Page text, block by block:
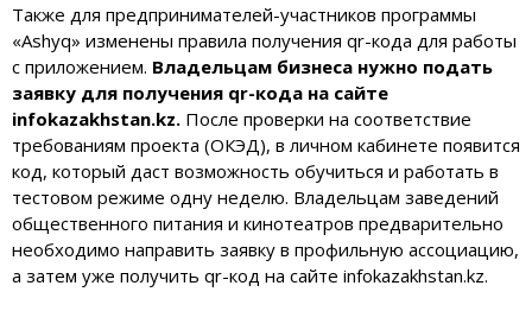
Также для предпринимателей-участников программы
«Ashyq» изменены правила получения qr-кода для работы
с приложением. Владельцам бизнеса нужно подать
заявку для получения qr-кода на сайте
infokazakhstan.kz. После проверки на соответствие
требованиям проекта (ОКЭД), в личном кабинете появится
код, который даст возможность обучиться и работать в
тестовом режиме одну неделю. Владельцам заведений
общественного питания и кинотеатров предварительно
необходимо направить заявку в профильную ассоциацию,
а затем уже получить qr-код на сайте infokazakhstan.kz.